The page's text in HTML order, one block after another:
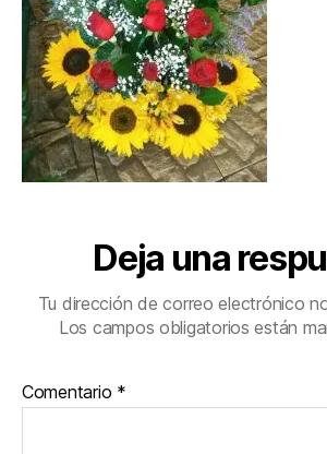
Deja una
Tu dirección de correo electrónico
Los campos obligatorios están
Comentario *